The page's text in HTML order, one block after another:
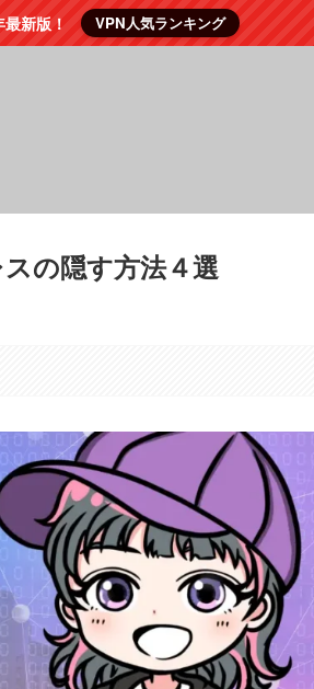
新版！ VPN人気ランキング
の隠す方法４選